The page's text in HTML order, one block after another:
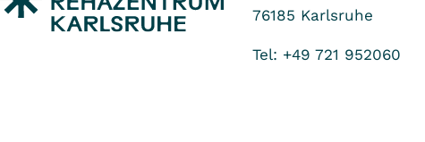
76185 Karlsruhe
Tel: +49 721 952060